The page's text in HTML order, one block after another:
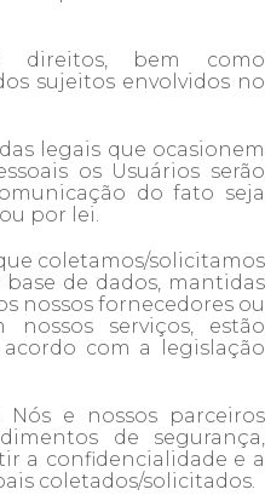
direitos, bem como
sujeitos envolvidos no
legais que ocasionem
os Usuários serão
do fato seja
por lei.
coletamos/solicitamos
de dados, mantidas
nossos fornecedores ou
nossos serviços, estão
com a legislação
Nós e nossos parceiros
de segurança,
a confidencialidade e a
coletados/solicitados.